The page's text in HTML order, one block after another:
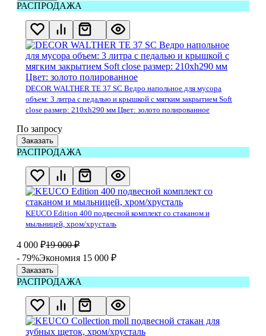
РАСПРОДАЖА
DECOR WALTHER TE 37 SC Ведро напольное для мусора
объем: 3 литра с педалью и крышкой с мягким закрытием Soft
close размер: 210хh290 мм Цвет: золото полированное
По запросу
Заказать
РАСПРОДАЖА
KEUCO Edition 400 подвесной комплект со стаканом и
мыльницей, хром/хрусталь
4 000 ₽19 000 ₽
- 79%Экономия 15 000 ₽
Заказать
РАСПРОДАЖА